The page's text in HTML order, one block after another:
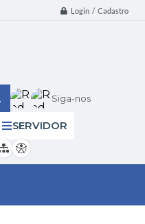
Login / Cadastro
Siga-nos
SERVIDOR